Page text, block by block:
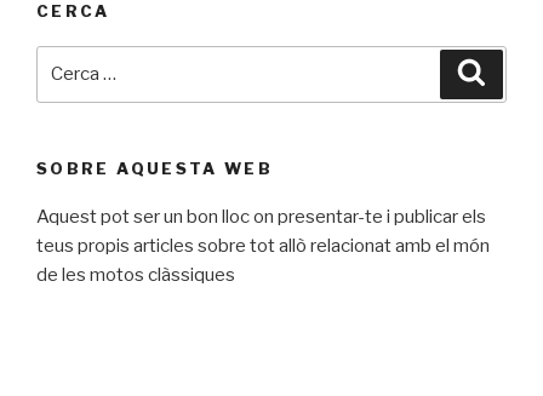
CERCA
SOBRE AQUESTA WEB
Aquest pot ser un bon lloc on presentar-te i publicar els
teus propis articles sobre tot allò relacionat amb el món
de les motos clàssiques